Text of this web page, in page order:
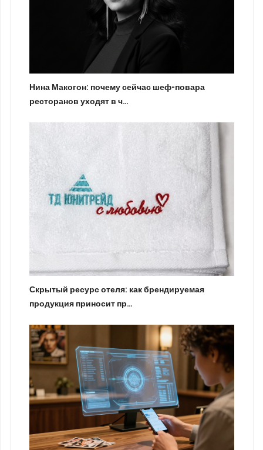
Нина Макогон: почему сейчас шеф-повара
ресторанов уходят в ч…
Скрытый ресурс отеля: как брендируемая
продукция приносит пр…